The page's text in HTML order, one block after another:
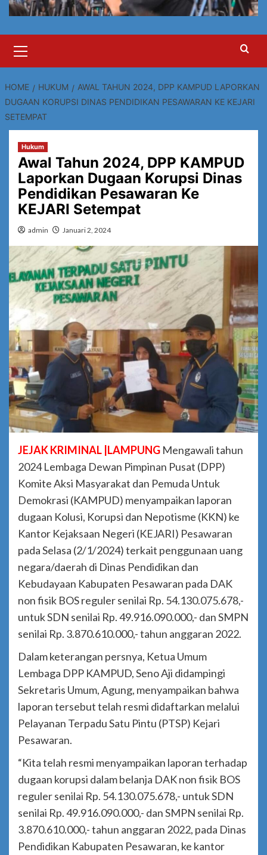
Menu
HOME HUKUM
AWAL TAHUN 2024, DPP KAMPUD LAPORKAN
DUGAAN KORUPSI DINAS PENDIDIKAN PESAWARAN KE KEJARI
SETEMPAT
Hukum
Awal Tahun 2024, DPP KAMPUD
Laporkan Dugaan Korupsi Dinas
Pendidikan Pesawaran Ke
KEJARI Setempat
admin Januari 2, 2024
JEJAK KRIMINAL |LAMPUNG Mengawali tahun
2024 Lembaga Dewan Pimpinan Pusat (DPP)
Komite Aksi Masyarakat dan Pemuda Untuk
Demokrasi (KAMPUD) menyampaikan laporan
dugaan Kolusi, Korupsi dan Nepotisme (KKN) ke
Kantor Kejaksaan Negeri (KEJARI) Pesawaran
pada Selasa (2/1/2024) terkait penggunaan uang
negara/daerah di Dinas Pendidikan dan
Kebudayaan Kabupaten Pesawaran pada DAK
non fisik BOS reguler senilai Rp. 54.130.075.678,-
untuk SDN senilai Rp. 49.916.090.000,- dan SMPN
senilai Rp. 3.870.610.000,- tahun anggaran 2022.
Dalam keterangan persnya, Ketua Umum
Lembaga DPP KAMPUD, Seno Aji didampingi
Sekretaris Umum, Agung, menyampaikan bahwa
laporan tersebut telah resmi didaftarkan melalui
Pelayanan Terpadu Satu Pintu (PTSP) Kejari
Pesawaran.
“Kita telah resmi menyampaikan laporan terhadap
dugaan korupsi dalam belanja DAK non fisik BOS
reguler senilai Rp. 54.130.075.678,- untuk SDN
senilai Rp. 49.916.090.000,- dan SMPN senilai Rp.
3.870.610.000,- tahun anggaran 2022, pada Dinas
Pendidikan Kabupaten Pesawaran, ke kantor